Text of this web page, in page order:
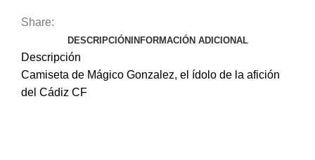
Share:
DESCRIPCIÓN INFORMACIÓN ADICIONAL
Descripción
Camiseta de Mágico Gonzalez, el ídolo de la afición
del Cádiz CF